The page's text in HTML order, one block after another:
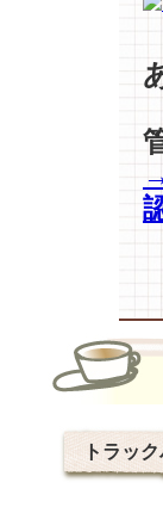
トラッ